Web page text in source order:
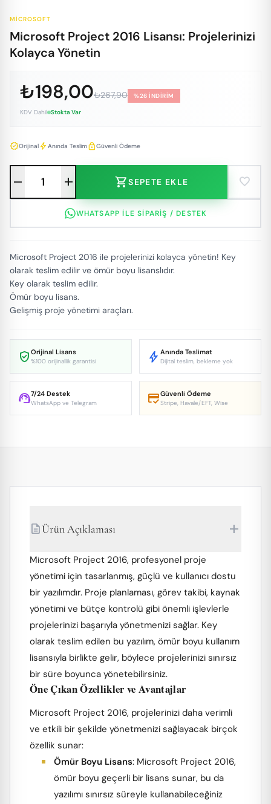
MICROSOFT
Microsoft Project 2016 Lisansı: Projelerinizi
Kolayca Yönetin
₺198,00₺267,90 %26 İNDİRİM
KDV Dahil Stokta Var
verifiedOrijinal boltAnında TeslimlockGüvenli Ödeme
remove add shopping_cartSEPETE EKLE favorite
WHATSAPP ILE SIPARIŞ / DESTEK
Microsoft Project 2016 ile projelerinizi kolayca yönetin! Key
olarak teslim edilir ve ömür boyu lisanslıdır.
Key olarak teslim edilir.
Ömür boyu lisans.
Gelişmiş proje yönetimi araçları.
verified_user Orijinal Lisans
%100 orijinallik garantisi bolt Anında Teslimat
Dijital teslim, bekleme yok
support_agent7/24 Destek
WhatsApp ve Telegram credit_scoreGüvenli Ödeme
Stripe, Havale/EFT, Wise
descriptionÜrün Açıklaması add
Microsoft Project 2016, profesyonel proje
yönetimi için tasarlanmış, güçlü ve kullanıcı dostu
bir yazılımdır. Proje planlaması, görev takibi, kaynak
yönetimi ve bütçe kontrolü gibi önemli işlevlerle
projelerinizi başarıyla yönetmenizi sağlar. Key
olarak teslim edilen bu yazılım, ömür boyu kullanım
lisansıyla birlikte gelir, böylece projelerinizi sınırsız
bir süre boyunca yönetebilirsiniz.
Öne Çıkan Özellikler ve Avantajlar
Microsoft Project 2016, projelerinizi daha verimli
ve etkili bir şekilde yönetmenizi sağlayacak birçok
özellik sunar:
Ömür Boyu Lisans: Microsoft Project 2016,
ömür boyu geçerli bir lisans sunar, bu da
yazılımı sınırsız süreyle kullanabileceğiniz